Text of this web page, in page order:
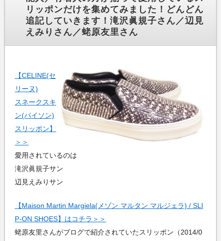
リッポンだけを集めてみました！どんどん
追記していきます！滝沢眞規子さん／辺見
えみりさん／蛯原友里さん
【CELINE(セ
リーヌ)
スネークスキ
ン(パイソン)
スリッポン】
＞＞
愛用されているのは
滝沢眞規子サン
辺見えみりサン
【Maison Martin Margiela(メゾン マルタン マルジェラ) / SLI
P-ON SHOES】はコチラ＞＞
蛯原友里さんがブログで紹介されていたスリッポン（2014/0